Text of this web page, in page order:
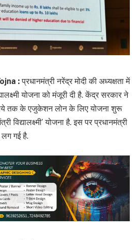
:प्रधानमंत्री नरेंद्र मोदी की अध्यक्षता में
योजना को मंजूरी दी है. केंद्र सरकार ने
तक के एजुकेशन लोन के लिए योजना शुरू
विद्यालक्ष्मी’ योजना है. इस पर प्रधानमंत्री
लग गई है.